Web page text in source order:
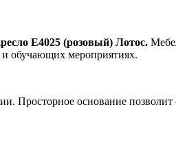
E4025 (розовый) Лотос.
и обучающих мероприятиях.
Просторное основание позволит